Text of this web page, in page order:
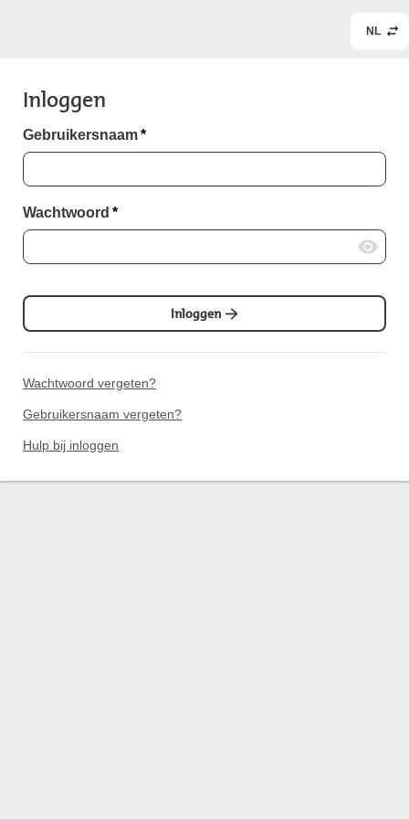
NL
Inloggen
Gebruikersnaam*
Wachtwoord *
Inloggen
Wachtwoord vergeten?
Gebruikersnaam vergeten?
Hulp bij inloggen